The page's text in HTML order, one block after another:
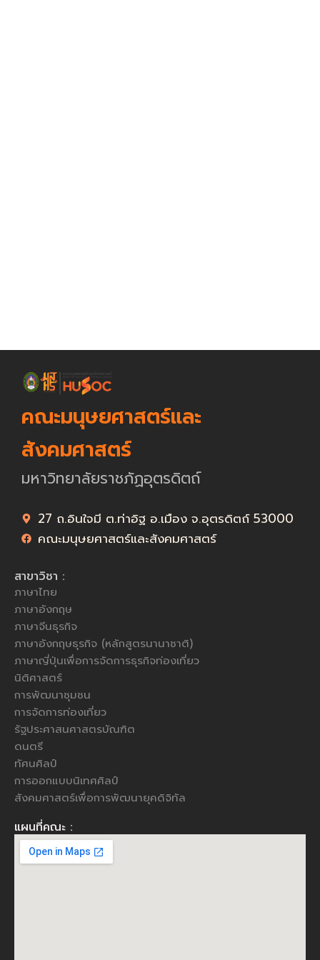
คณะมนุษยศาสตร์และ
สังคมศาสตร์
มหาวิทยาลัยราชภัฏอุตรดิตถ์
27 ถ.อินใจมี ต.ท่าอิฐ อ.เมือง จ.อุตรดิตถ์ 53000
คณะมนุษยศาสตร์และสังคมศาสตร์
สาขาวิชา :
ภาษาไทย
ภาษาอังกฤษ
ภาษาจีนธุรกิจ
ภาษาอังกฤษธุรกิจ (หลักสูตรนานาชาติ)
ภาษาญี่ปุ่นเพื่อการจัดการธุรกิจท่องเที่ยว
นิติศาสตร์
การพัฒนาชุมชน
การจัดการท่องเที่ยว
รัฐประศาสนศาสตรบัณฑิต
ดนตรี
ทัศนศิลป์
การออกแบบนิเทศศิลป์
สังคมศาสตร์เพื่อการพัฒนายุคดิจิทัล
แผนที่คณะ :